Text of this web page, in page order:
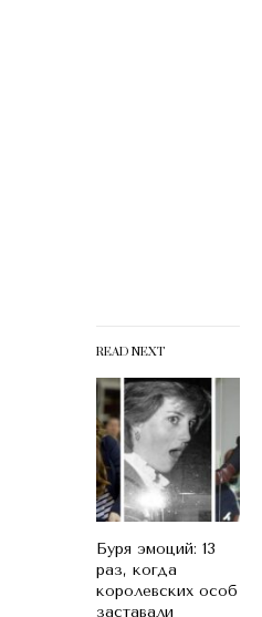
READ NEXT
Буря эмоций: 13
раз, когда
королевских особ
заставали